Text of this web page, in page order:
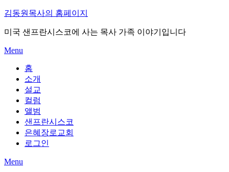
Skip
content
김동원목사의 홈페이지
미국 샌프란시스코에 사는 목사 가족 이야기입니다
Menu
홈
소개
설교
컬럼
앨범
샌프란시스코
은혜장로교회
로그인
Menu